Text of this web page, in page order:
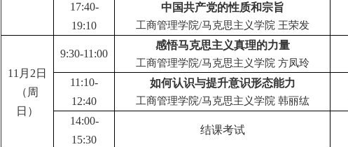
17:40-
19:10
中国共产党的性质和宗旨
工商管理学院/马克思主义学院 王荣发
11 月2日
（周
日）
9:30-11:00
感悟马克思主义真理的力量
工商管理学院/马克思主义学院 方凤玲
11:10-
12:40
如何认识与提升意识形态能力
工商管理学院/马克思主义学院 韩丽纮
14:00-
15:30
结课考试